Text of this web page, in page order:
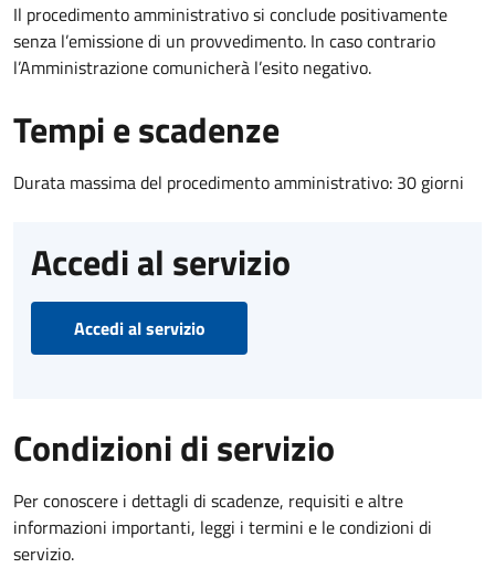
Il procedimento amministrativo si conclude positivamente
senza l’emissione di un provvedimento. In caso contrario
l’Amministrazione comunicherà l’esito negativo.
Tempi e scadenze
Durata massima del procedimento amministrativo: 30 giorni
Accedi al servizio
Accedi al servizio
Condizioni di servizio
Per conoscere i dettagli di scadenze, requisiti e altre
informazioni importanti, leggi i termini e le condizioni di
servizio.